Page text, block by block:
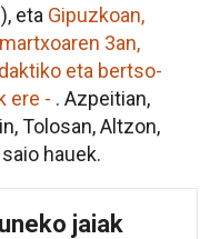
eta Gipuzkoan,
3an,
eta bertso-
ere - . Azpeitian,
Tolosan, Altzon,
hauek.
jaiak